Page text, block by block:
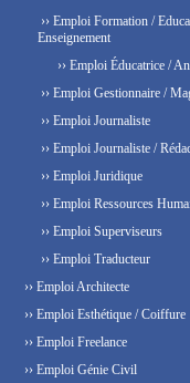
›› Emploi Formation /
Enseignement
›› Emploi Éducatrice /
›› Emploi Gestionnaire /
›› Emploi Journaliste
›› Emploi Journaliste /
›› Emploi Juridique
›› Emploi Ressources
›› Emploi Superviseurs
›› Emploi Traducteur
›› Emploi Architecte
›› Emploi Esthétique / Coiffure
›› Emploi Freelance
›› Emploi Génie Civil